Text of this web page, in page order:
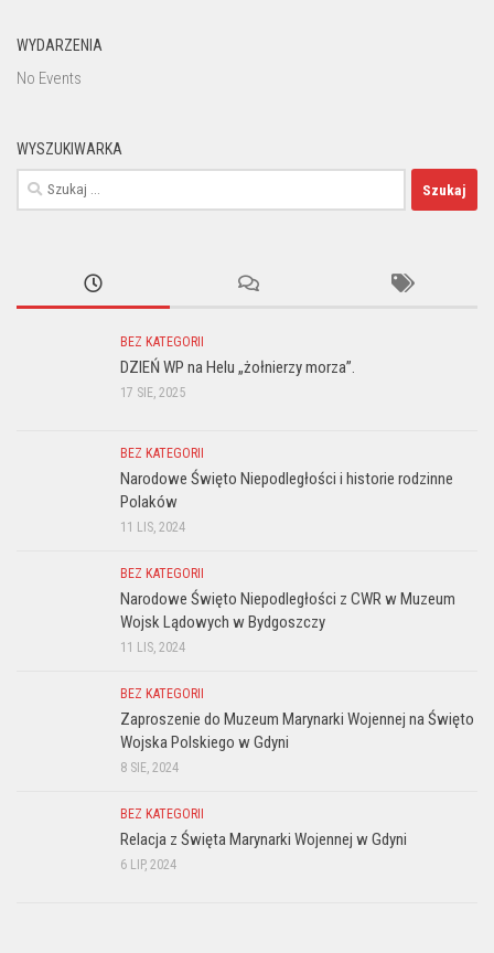
WYDARZENIA
No Events
WYSZUKIWARKA
Szukaj:
BEZ KATEGORII
DZIEŃ WP na Helu „żołnierzy morza”.
17 SIE, 2025
BEZ KATEGORII
Narodowe Święto Niepodległości i historie rodzinne
Polaków
11 LIS, 2024
BEZ KATEGORII
Narodowe Święto Niepodległości z CWR w Muzeum
Wojsk Lądowych w Bydgoszczy
11 LIS, 2024
BEZ KATEGORII
Zaproszenie do Muzeum Marynarki Wojennej na Święto
Wojska Polskiego w Gdyni
8 SIE, 2024
BEZ KATEGORII
Relacja z Święta Marynarki Wojennej w Gdyni
6 LIP, 2024